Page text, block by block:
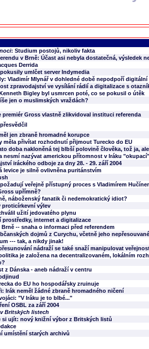
: Studium postojů, nikoliv fakta
v Brně: Účast asi nebyla dostatečná, výsledek
Derrida
umlčet server Indymedia
Vladimír Mlynář v dohledné době nepodpoří
zpravodajství ve vysílání rádií a digitalizace s
Bigley byl usmrcen poté, co se pokusil o útěk
jen o muslimských vraždách?
premiér Gross vlastně zlikvidoval instituci referenda
jen zbraně hromadné korupce
měla přivítat rozhodnutí přijmout Turecko do EU
doba nakloněná tej blbší polovině člověka, tož ja,
nesmí nazývat americkou přítomnost v Iráku "okupací"
iráckého odboje za dny 28. - 29. září 2004
levice je silně ovlivněna puritánstvím
veřejně přístupný proces s Vladimírem
upřímně?
náboženský fanatik či nedemokratický idiot?
proticírkevní výlev
užití jedovatého plynu
prostředky, internet a digitalizace
Brně -- snaha o informaci před referendem
dojmů z Curychu, včetně jeho
--- tak, a nikdy jinak!
nádraží se také snaží manipulovat
je založena na decentralizovaném, lokálním
z Dánska - aneb nádraží v centru
do EU ho hospodářsky zruinuje
Irák neměl žádné zbraně hromadného ničení
"V Iráku je to blbé..."
OSBL za září 2004
Britských listech
si ujít: nový knižní výbor z Britských listů
umístění starých archivů